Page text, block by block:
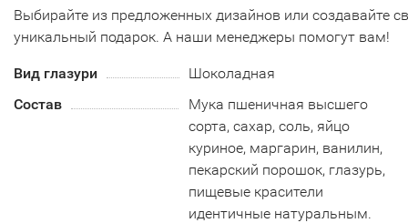
Выбирайте из предложенных дизайнов или создавайте
уникальный подарок. А наши менеджеры помогут вам!
Вид глазури
Шоколадная
Состав
Мука пшеничная высшего
сорта, сахар, соль, яйцо
куриное, маргарин, ванилин,
пекарский порошок, глазурь,
пищевые красители
идентичные натуральным.